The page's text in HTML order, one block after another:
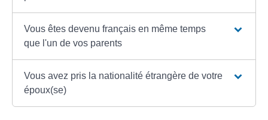
Vous êtes devenu français en même temps
que l'un de vos parents
Vous avez pris la nationalité étrangère de votre
époux(se)